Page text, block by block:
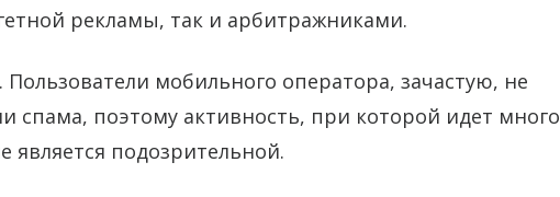
рекламы, так и арбитражниками.
Пользователи мобильного оператора, зачастую, не
спама, поэтому активность, при которой идет много
является подозрительной.